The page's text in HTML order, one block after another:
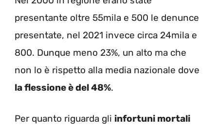
presentante oltre 55mila e 500 le denunce
presentate, nel 2021 invece circa 24mila e
800. Dunque meno 23%, un alto ma che
non lo è rispetto alla media nazionale dove
la flessione è del 48%.
Per quanto riguarda gli infortuni mortali